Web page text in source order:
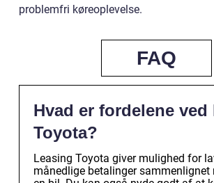
problemfri køreoplevelse.
FAQ
Hvad er fordelene ved
Toyota?
Leasing Toyota giver mulighed for
månedlige betalinger sammenlignet